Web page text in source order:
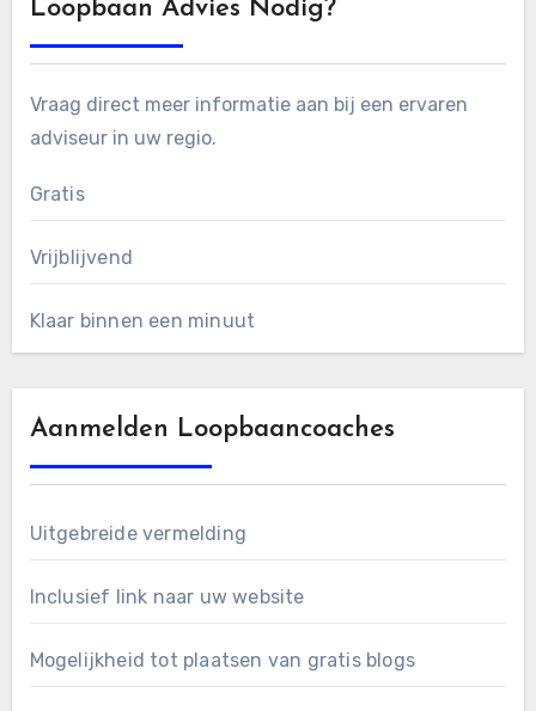
Loopbaan Advies Nodig?
Vraag direct meer informatie aan bij een ervaren
adviseur in uw regio.
Gratis
Vrijblijvend
Klaar binnen een minuut
Aanmelden Loopbaancoaches
Uitgebreide vermelding
Inclusief link naar uw website
Mogelijkheid tot plaatsen van gratis blogs